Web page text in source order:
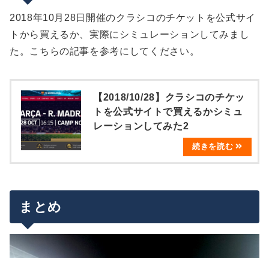
2018年10月28日開催のクラシコのチケットを公式サイ
トから買えるか、実際にシミュレーションしてみまし
た。こちらの記事を参考にしてください。
【2018/10/28】クラシコのチケッ
トを公式サイトで買えるかシミュ
レーションしてみた2
まとめ